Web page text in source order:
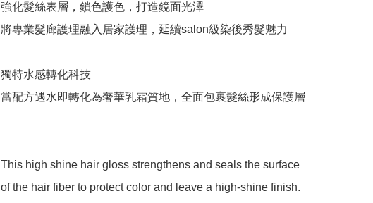
強化髮絲表層，鎖色護色，打造鏡面光澤
將專業髮廊護理融入居家護理，延續salon級染後秀髮魅力
獨特水感轉化科技
當配方遇水即轉化為奢華乳霜質地，全面包裹髮絲形成保護層
This high shine hair gloss strengthens and seals the surface
of the hair fiber to protect color and leave a high-shine finish.